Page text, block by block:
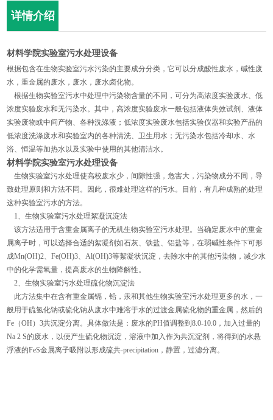
详情介绍
材料学院实验室污水处理设备
根据包含在生物实验室污水污染的主要成分分类，它可以分成酸性废水，碱性废
水，重金属的废水，废水，废水卤化物。
根据生物实验室污水中处理中污染物含量的不同，可分为高浓度实验废水、低
浓度实验废水和无污染水。其中，高浓度实验废水一般包括液体失效试剂、液体
实验废物或中间产物、各种洗涤液；低浓度实验废水包括实验仪器和实验产品的
低浓度洗涤废水和实验室内的各种清洗、卫生用水；无污染水包括冷却水、水
浴、恒温等加热水以及实验中使用的其他清洁水。
材料学院实验室污水处理设备
生物实验室污水处理使高校废水少，间隙性强，危害大，污染物成分不同，导
致处理原则和方法不同。因此，很难处理这样的污水。目前，有几种成熟的处理
这种实验室污水的方法。
1、生物实验室污水处理絮凝沉淀法
该方法适用于含重金属离子的无机生物实验室污水处理。当确定废水中的重金
属离子时，可以选择合适的絮凝剂如石灰、铁盐、铝盐等，在弱碱性条件下可形
成Mn(OH)2、Fe(OH)3、Al(OH)3等絮凝状沉淀，去除水中的其他污染物，减少水
中的化学需氧量，提高废水的生物降解性。
2、生物实验室污水处理硫化物沉淀法
此方法集中在含有重金属镉，铅，汞和其他生物实验室污水处理更多的水，一
般用于硫氢化钠或硫化钠从废水中难溶于水的过渡金属硫化物的重金属，然后的
Fe（OH）3共沉淀分离。具体做法是：废水的PH值调整到8.0-10.0，加入过量的
Na 2 S的废水，以便产生硫化物沉淀，溶液中加入作为共沉淀剂，将得到的水悬
浮液的FeS金属离子吸附以形成硫共-precipitation，静置，过滤分离。